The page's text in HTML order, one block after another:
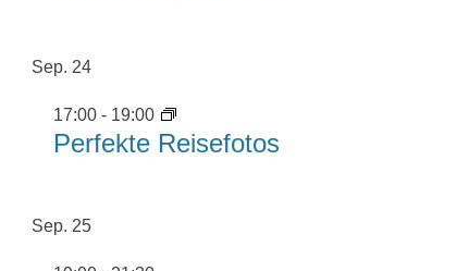
Sep. 24
17:00 - 19:00
Perfekte Reisefotos
Sep. 25